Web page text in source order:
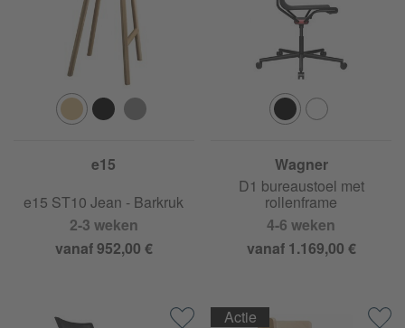
e15
e15 ST10 Jean - Barkruk
2-3 weken
vanaf 952,00 €
Wagner
D1 bureaustoel met
rollenframe
4-6 weken
vanaf 1.169,00 €
Actie